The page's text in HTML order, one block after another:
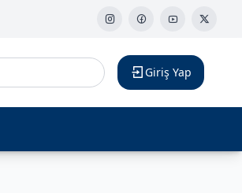
Giriş Yap